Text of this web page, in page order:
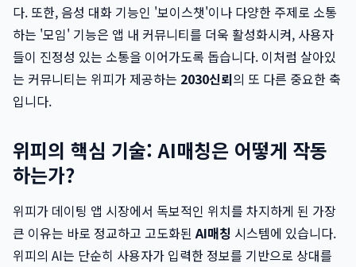
다. 또한, 음성 대화 기능인 '보이스챗'이나 다양한 주제로 소통
하는 '모임' 기능은 앱 내 커뮤니티를 더욱 활성화시켜, 사용자
들이 진정성 있는 소통을 이어가도록 돕습니다. 이처럼 살아있
는 커뮤니티는 위피가 제공하는 2030신뢰의 또 다른 중요한 축
입니다.
위피의 핵심 기술: AI매칭은 어떻게 작동
하는가?
위피가 데이팅 앱 시장에서 독보적인 위치를 차지하게 된 가장
큰 이유는 바로 정교하고 고도화된AI매칭 시스템에 있습니다.
위피의 AI는 단순히 사용자가 입력한 정보를 기반으로 상대를